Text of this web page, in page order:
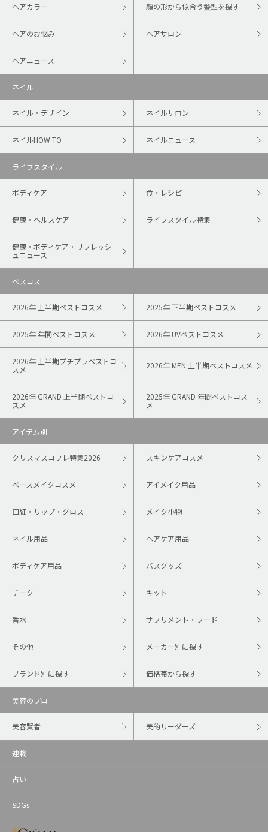
ヘアカラー 顔の形から似合う髪型を探す
ヘアのお悩み ヘアサロン
ヘアニュース
ネイル
ネイル・デザイン ネイルサロン
ネイルHOW TO ネイルニュース
ライフスタイル
ボディケア 食・レシピ
健康・ヘルスケア ライフスタイル特集
健康・ボディケア・リフレッシ
ュニュース
ベスコス
2026年 上半期ベストコスメ 2025年 下半期ベストコスメ
2025年 年間ベストコスメ 2026年 UVベストコスメ
2026年 上半期プチプラベストコ
スメ
2026年 MEN 上半期ベストコスメ
2026年 GRAND 上半期ベストコ
スメ
2025年 GRAND 年間ベストコス
メ
アイテム別
クリスマスコフレ特集2026 スキンケアコスメ
ベースメイクコスメ アイメイク用品
口紅・リップ・グロス メイク小物
ネイル用品 ヘアケア用品
ボディケア用品 バスグッズ
チーク キット
香水 サプリメント・フード
その他 メーカー別に探す
ブランド別に探す 価格帯から探す
美容のプロ
美容賢者 美的リーダーズ
連載
占い
SDGs